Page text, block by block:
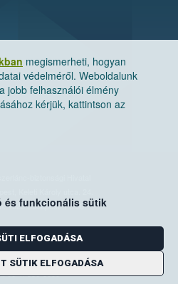
megismerheti, hogyan
védelméről. Weboldalunk
jobb felhasználói élmény
kérjük, kattintson az
és funkcionális sütik
ELFOGADÁSA
SÜTIK ELFOGADÁSA
biztonsági Hivatal
1525 Budapest. Pf. 30.
06-80/263-244
06-1/ 336-9000